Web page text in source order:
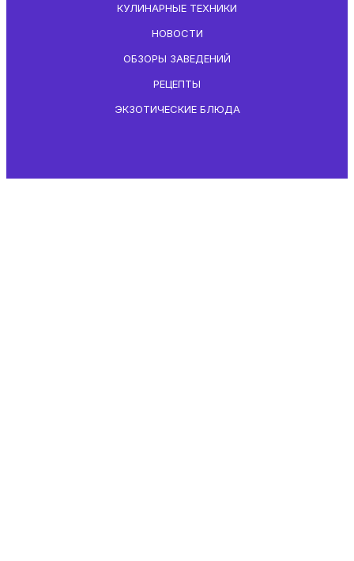
КУЛИНАРНЫЕ ТЕХНИКИ
НОВОСТИ
ОБЗОРЫ ЗАВЕДЕНИЙ
РЕЦЕПТЫ
ЭКЗОТИЧЕСКИЕ БЛЮДА